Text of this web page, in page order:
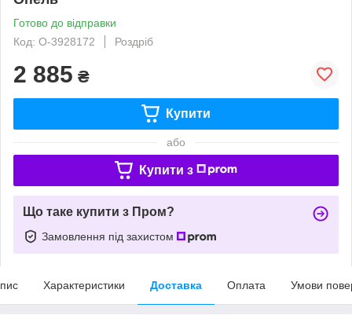
Готово до відправки
Код: O-3928172
Роздріб
2 885 ₴
Купити
або
Купити з
Що таке купити з Пром?
Замовлення під захистом
Характеристики Доставка Оплата Умови